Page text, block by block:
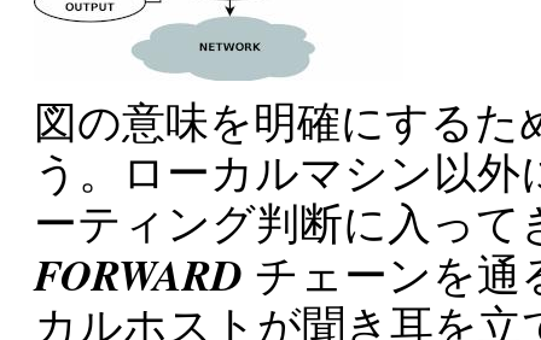
図の意味を明確にする
う。ローカルマシン以
ーティング判断に入っ
FORWARD チェーンを通
カルホストが聞き耳を